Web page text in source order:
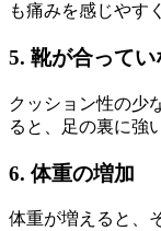
も痛みを感じやす
5. 靴が合ってい
クッション性の少
ると、足の裏に強
6. 体重の増加
体重が増えると、